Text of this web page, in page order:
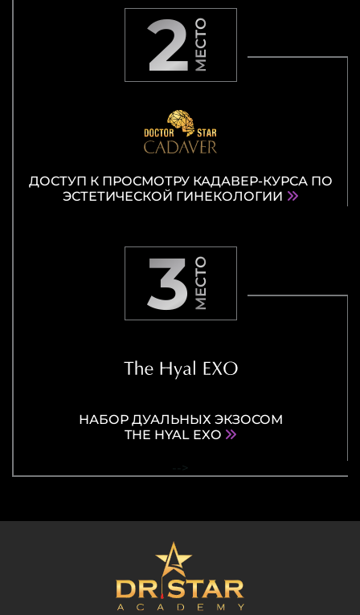
2МЕСТО
ДОСТУП К ПРОСМОТРУ КАДАВЕР-КУРСА ПО
ЭСТЕТИЧЕСКОЙ ГИНЕКОЛОГИИ
3МЕСТО
НАБОР ДУАЛЬНЫХ ЭКЗОСОМ
THE HYAL EXO
-->